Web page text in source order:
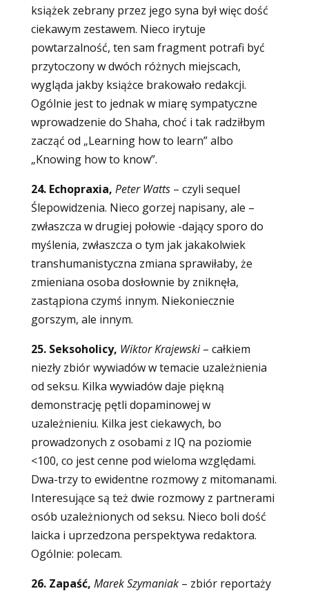
książek zebrany przez jego syna był więc dość
ciekawym zestawem. Nieco irytuje
powtarzalność, ten sam fragment potrafi być
przytoczony w dwóch różnych miejscach,
wygląda jakby książce brakowało redakcji.
Ogólnie jest to jednak w miarę sympatyczne
wprowadzenie do Shaha, choć i tak radziłbym
zacząć od „Learning how to learn” albo
„Knowing how to know”.
24. Echopraxia, Peter Watts– czyli sequel
Ślepowidzenia. Nieco gorzej napisany, ale –
zwłaszcza w drugiej połowie -dający sporo do
myślenia, zwłaszcza o tym jak jakakolwiek
transhumanistyczna zmiana sprawiłaby, że
zmieniana osoba dosłownie by zniknęła,
zastąpiona czymś innym. Niekoniecznie
gorszym, ale innym.
25. Seksoholicy, Wiktor Krajewski– całkiem
niezły zbiór wywiadów w temacie uzależnienia
od seksu. Kilka wywiadów daje piękną
demonstrację pętli dopaminowej w
uzależnieniu. Kilka jest ciekawych, bo
prowadzonych z osobami z IQ na poziomie
<100, co jest cenne pod wieloma względami.
Dwa-trzy to ewidentne rozmowy z mitomanami.
Interesujące są też dwie rozmowy z partnerami
osób uzależnionych od seksu. Nieco boli dość
laicka i uprzedzona perspektywa redaktora.
Ogólnie: polecam.
26. Zapaść, Marek Szymaniak– zbiór reportaży